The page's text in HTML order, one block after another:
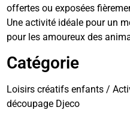
offertes ou exposées
Une activité idéale pour un
pour les amoureux des
Catégorie
Loisirs créatifs enfants /
découpage Djeco